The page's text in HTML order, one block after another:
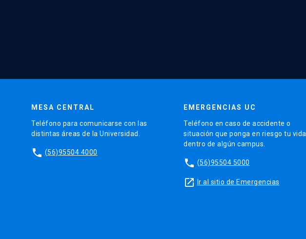
MESA CENTRAL
Teléfono para comunicarse con las
distintas áreas de la Universidad.
phone (56)95504 4000
EMERGENCIAS UC
Teléfono en caso de accidente o
situación que ponga en riesgo tu vida
dentro de algún campus.
phone (56)95504 5000
launch Ir al sitio de Emergencias